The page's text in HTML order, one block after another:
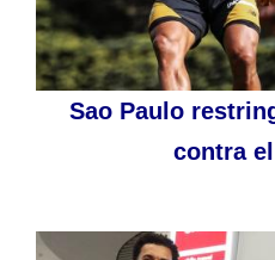
Sao Paulo
contra